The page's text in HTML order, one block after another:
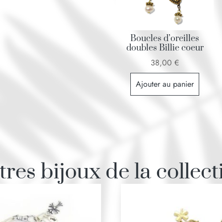
Boucles d’oreilles
doubles Billie coeur
38,00€
Ajouter au panier
bijoux de la